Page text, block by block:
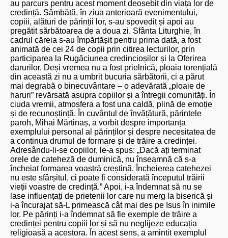
au parcurs pentru acest moment deosebit din viața lor de
credință. Sâmbătă, în ziua anterioară evenimentului,
copiii, alături de părinții lor, s-au spovedit și apoi au
pregătit sărbătoarea de a doua zi. Sfânta Liturghie, în
cadrul căreia s-au împărtășit pentru prima dată, a fost
animată de cei 24 de copii prin citirea lecturilor, prin
participarea la Rugăciunea credincioșilor și la Oferirea
darurilor. Deși vremea nu a fost prielnică, ploaia torențială
din această zi nu a umbrit bucuria sărbătorii, ci a părut
mai degrabă o binecuvântare – o adevărată „ploaie de
haruri” revărsată asupra copiilor și a întregii comunități. În
ciuda vremii, atmosfera a fost una caldă, plină de emoție
și de recunoștință. În cuvântul de învățătură, părintele
paroh, Mihai Mărtinaș, a vorbit despre importanța
exemplului personal al părinților și despre necesitatea de
a continua drumul de formare și de trăire a credinței.
Adresându-li-se copiilor, le-a spus: „Dacă ați terminat
orele de cateheză de duminică, nu înseamnă că s-a
încheiat formarea voastră creștină. Încheierea catehezei
nu este sfârșitul, ci poate fi considerată începutul trăirii
vieții voastre de credință.” Apoi, i-a îndemnat să nu se
lase influențați de prietenii lor care nu merg la biserică și
i-a încurajat să-L primească cât mai des pe Isus în inimile
lor. Pe părinți i-a îndemnat să fie exemple de trăire a
credinței pentru copiii lor și să nu neglijeze educația
religioasă a acestora. În acest sens, a amintit exemplul